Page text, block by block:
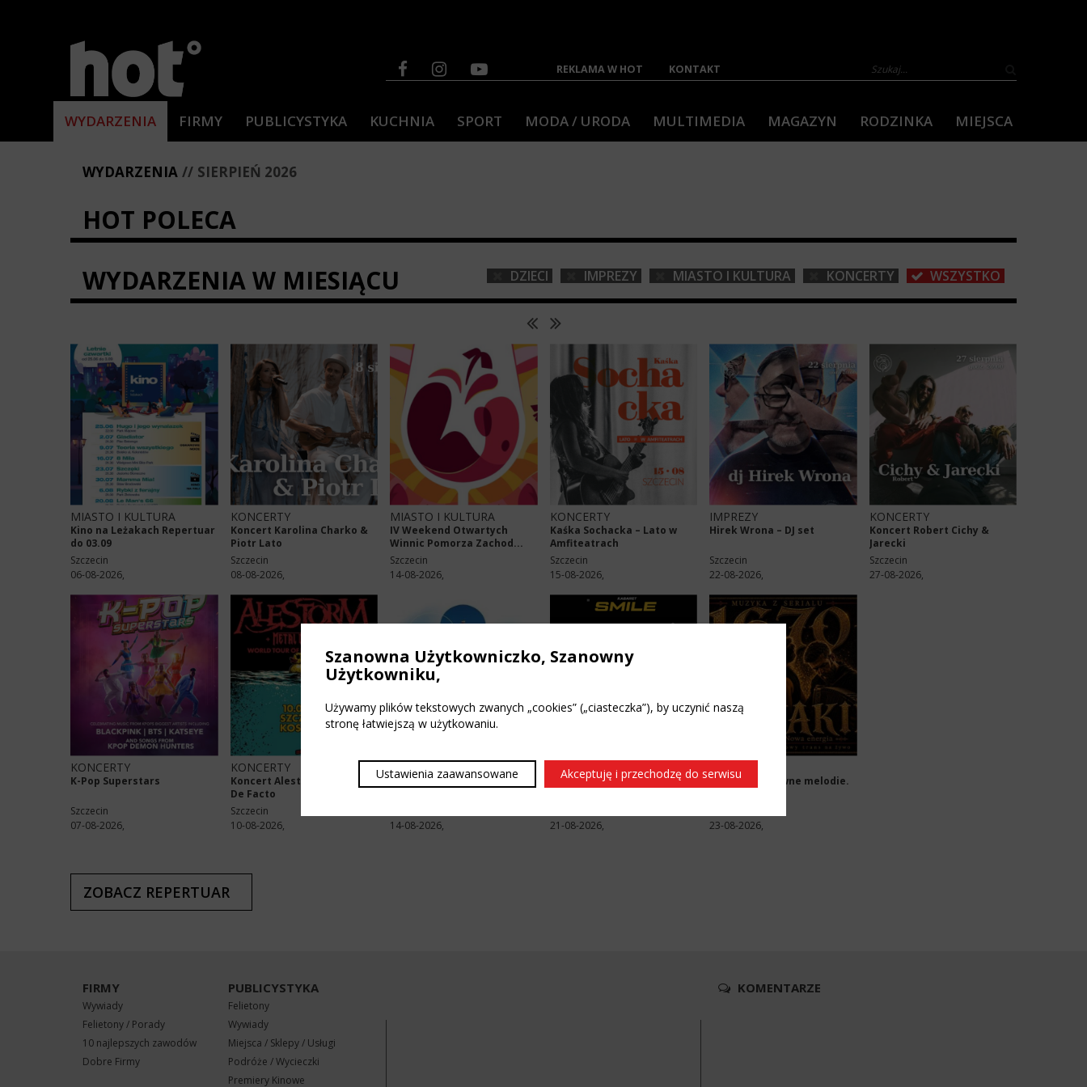
REKLAMA W HOT KONTAKT
WYDARZENIA FIRMY PUBLICYSTYKA KUCHNIA SPORT MODA / URODA MULTIMEDIA MAGAZYN RODZINKA MIEJSCA
WYDARZENIA SIERPIEŃ 2026
HOT POLECA
WYDARZENIA W MIESIĄCU
DZIECI IMPREZY MIASTO I KULTURA KONCERTY WSZYSTKO
MIASTO I KULTURA
Kino na Leżakach Repertuar
do 03.09
Szczecin
06-08-2026,
KONCERTY
K-Pop Superstars
Szczecin
07-08-2026,
KONCERTY
Koncert Karolina Charko &
Piotr Lato
Szczecin
08-08-2026,
KONCERTY
Koncert Alestorm + Metal
De Facto
Szczecin
10-08-2026,
MIASTO I KULTURA
IV Weekend Otwartych
Winnic Pomorza Zachod...
Szczecin
14-08-2026,
MIASTO I KULTURA
Żagle 2026
14-08-2026,
KONCERTY
Kaśka Sochacka – Lato w
Amfiteatrach
Szczecin
15-08-2026,
KONCERTY
Kabaret Smile – CONTRA
21-08-2026,
IMPREZY
Hirek Wrona – DJ set
Szczecin
22-08-2026,
KONCERTY
Wowakin – Dawne melodie.
23-08-2026,
KONCERTY
Koncert Robert Cichy &
Jarecki
Szczecin
27-08-2026,
ZOBACZ REPERTUAR
FIRMY
Wywiady
Felietony / Porady
10 najlepszych zawodów
Dobre Firmy
PUBLICYSTYKA
Felietony
Wywiady
Miejsca / Sklepy / Usługi
Podróże / Wycieczki
Premiery Kinowe
KOMENTARZE
Szanowna Użytkowniczko, Szanowny
Użytkowniku,
Używamy plików tekstowych zwanych „cookies” („ciasteczka”), by uczynić naszą
stronę łatwiejszą w użytkowaniu.
Ustawienia zaawansowane Akceptuję i przechodzę do serwisu